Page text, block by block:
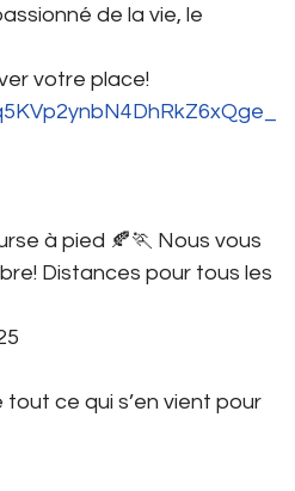
de la vie, le
votre place!
à pied 🍂🏃 Nous vous
Distances pour tous les
ce qui s’en vient pour